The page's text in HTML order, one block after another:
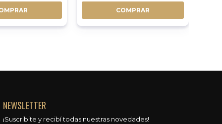
COMPRAR
NEWSLETTER
¡Suscribite y recibí todas nuestras novedades!